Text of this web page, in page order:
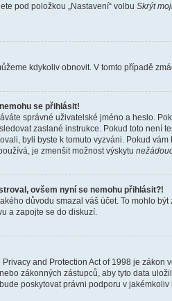
pod položkou „Nastavení“ volbu Skrýt
kdykoliv obnovit. V tomto případě
se přihlásit!
správné uživatelské jméno a heslo.
zaslané instrukce. Pokud toto není
byli byste k tomuto vyzváni. Pokud
je zmenšit možnost výskytu
ovšem nyní se nemohu přihlásit?!
důvodu smazal váš účet. To mohlo
a zapojte se do diskuzí.
and Protection Act of 1998 je
zákonných zástupců, aby tyto data
poskytovat právni podporu v jakémkoliv